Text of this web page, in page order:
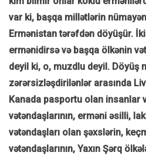
var ki, başqa millətlərin
Ermənistan tərəfdən döyüşür.
ermənidirsə və başqa ölkənin
deyil ki, o, muzdlu deyil. Döyüş
zərərsizləşdirilənlər arasında
Kanada pasportu olan insanlar
vətəndaşlarının, erməni əsilli,
vətəndaşları olan şəxslərin,
vətəndaşlarının, Yaxın Şərq